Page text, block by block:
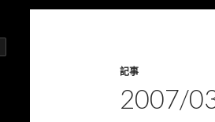
記事
2007/